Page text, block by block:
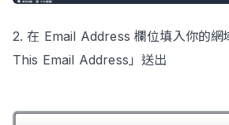
2. 在 Email Address 欄位填入你的網
This Email Address」送出